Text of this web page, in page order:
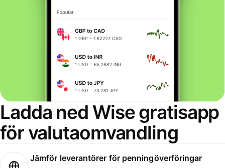
Ladda ned Wise gratisapp
för valutaomvandling
Jämför leverantörer för penningöverföringar